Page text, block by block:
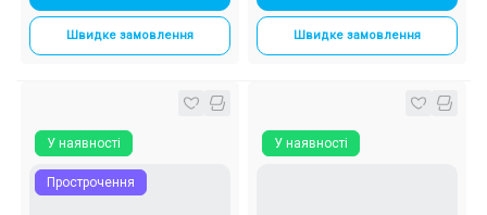
Швидке замовлення Швидке замовлення
У наявності
Прострочення
У наявності